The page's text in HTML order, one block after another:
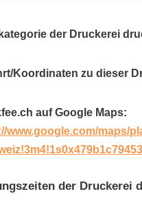
der Druckerei
Koordinaten zu dieser
auf Google Maps:
www.google.com/maps/
der Druckerei